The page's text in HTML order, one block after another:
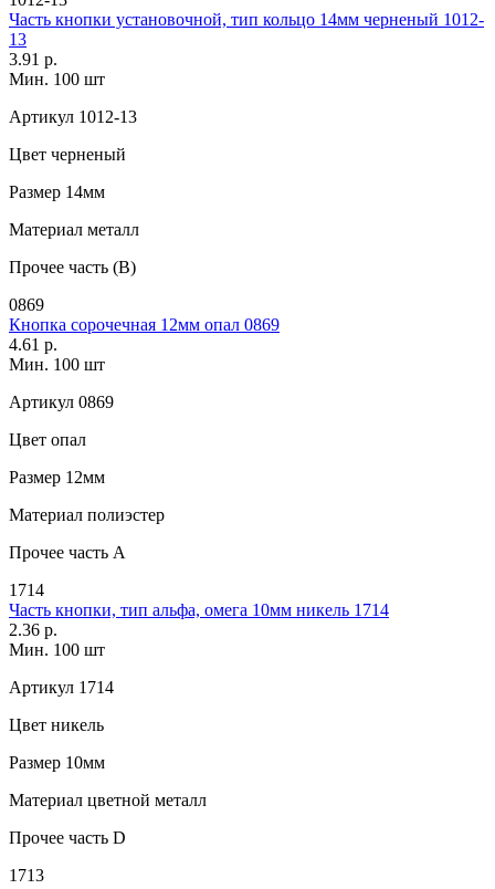
Часть кнопки установочной, тип кольцо 14мм черненый 1012-
13
3.91 р.
Мин. 100 шт
Артикул 1012-13
Цвет черненый
Размер 14мм
Материал металл
Прочее часть (В)
0869
Кнопка сорочечная 12мм опал 0869
4.61 р.
Мин. 100 шт
Артикул 0869
Цвет опал
Размер 12мм
Материал полиэстер
Прочее часть A
1714
Часть кнопки, тип альфа, омега 10мм никель 1714
2.36 р.
Мин. 100 шт
Артикул 1714
Цвет никель
Размер 10мм
Материал цветной металл
Прочее часть D
1713